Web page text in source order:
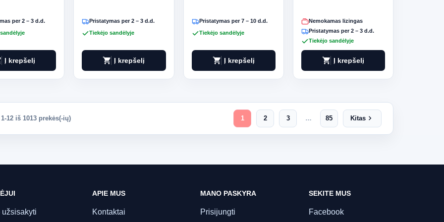
per 2 – 3 d.d.
Į krepšelį
Pristatymas per 2 – 3 d.d.
Tiekėjo sandėlyje
shopping_cart Į krepšelį
Pristatymas per 7 – 10 d.d.
Tiekėjo sandėlyje
shopping_cart Į krepšelį
Nemokamas lizingas
Pristatymas per 2 – 3 d.d.
Tiekėjo sandėlyje
shopping_cart Į krepšelį
12 iš 1013 prekės(-ių) 1 2 3 … 85 Kitas chevron_right
užsisakyti
APIE MUS
Kontaktai
MANO PASKYRA
Prisijungti
SEKITE MUS
Facebook